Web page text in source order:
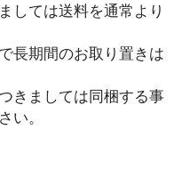
しては送料を通常より
長期間のお取り置きは
きましては同梱する事
い。